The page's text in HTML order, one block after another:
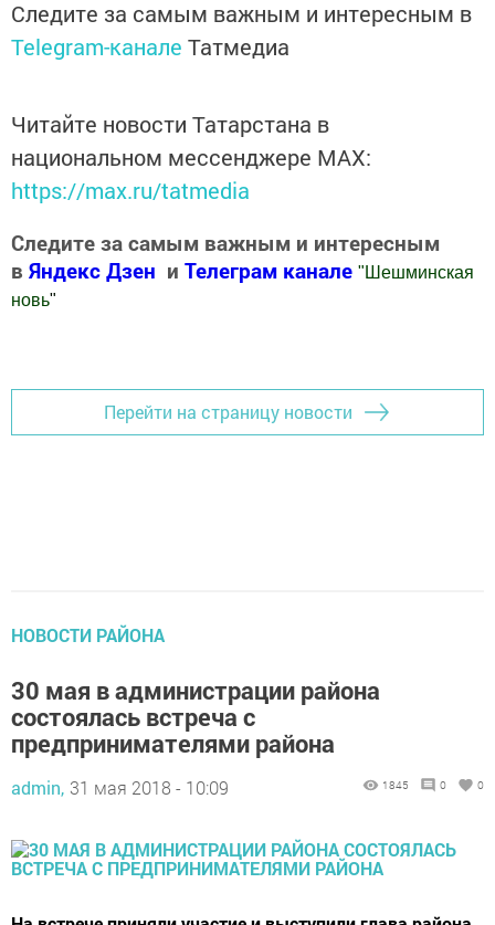
Следите за самым важным и интересным в
Telegram-канале Татмедиа
Читайте новости Татарстана в
национальном мессенджере MАХ:
https://max.ru/tatmedia
Следите за самым важным и интересным
в Яндекс Дзен и Телеграм канале " Шешминская
новь"
Перейти на страницу новости
НОВОСТИ РАЙОНА
30 мая в администрации района
состоялась встреча с
предпринимателями района
admin, 31 мая 2018 - 10:09 1845 0 0